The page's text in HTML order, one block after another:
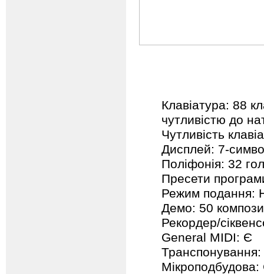
Клавіатура: 88
чутливістю до
Чутливість
Дисплей: 7-
Поліфонія: 32
Пресети
Режим подання:
Демо: 50
Рекордер/
General MIDI: Є
Мікроподбудова: